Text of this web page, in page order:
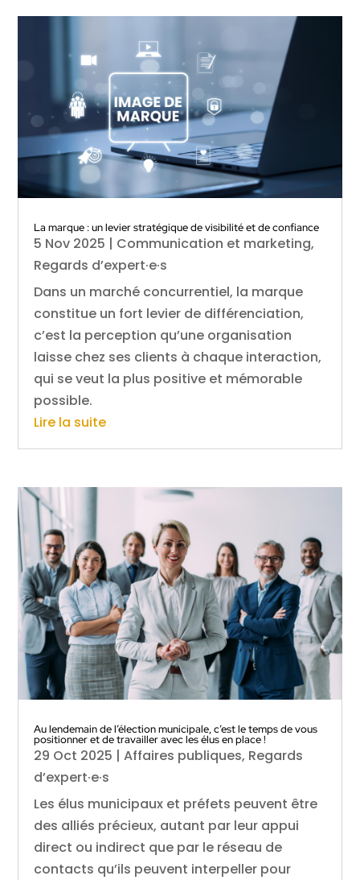
La marque : un levier stratégique de visibilité et de confiance
5 Nov 2025 | Communication et marketing,
Regards d’expert·e·s
Dans un marché concurrentiel, la marque
constitue un fort levier de différenciation,
c’est la perception qu’une organisation
laisse chez ses clients à chaque interaction,
qui se veut la plus positive et mémorable
possible.
Lire la suite
Au lendemain de l’élection municipale, c’est le temps de vous
positionner et de travailler avec les élus en place !
29 Oct 2025 |Affaires publiques, Regards
d’expert·e·s
Les élus municipaux et préfets peuvent être
des alliés précieux, autant par leur appui
direct ou indirect que par le réseau de
contacts qu’ils peuvent interpeller pour